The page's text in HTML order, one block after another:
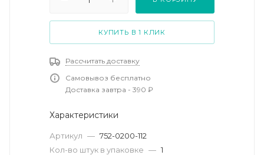
КУПИТЬ В 1 КЛИК
Рассчитать доставку
Самовывоз бесплатно
Доставка завтра - 390 ₽
Характеристики
Артикул — 752-0200-112
Кол-во штук в упаковке — 1